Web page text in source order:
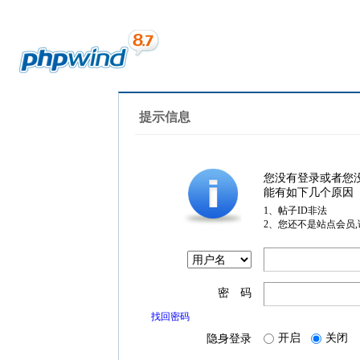
提示信息
您没有登录或者您
能有如下几个原因
1、帖子ID非法
2、您还不是站点会员
密 码
找回密码
隐身登录 开启 关闭